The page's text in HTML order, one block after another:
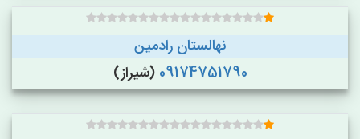
نهالستان رادمین
09174751790 (شیراز)